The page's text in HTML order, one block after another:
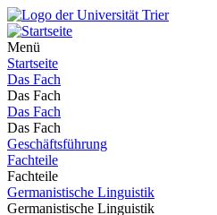
Menü
Startseite
Das Fach
Das Fach
Das Fach
Das Fach
Geschäftsführung
Fachteile
Fachteile
Germanistische Linguistik
Germanistische Linguistik